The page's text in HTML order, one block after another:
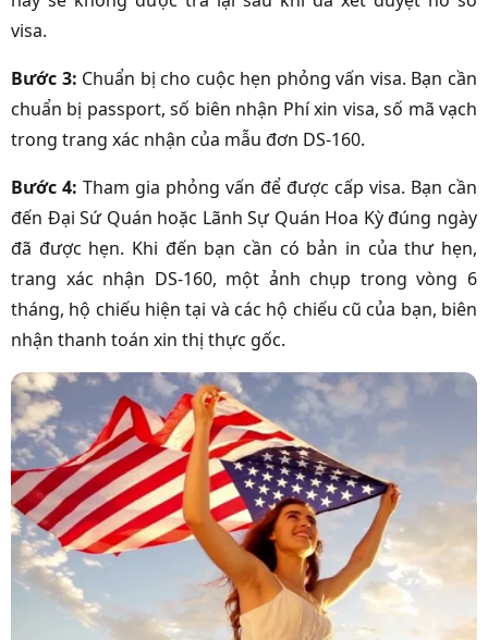
visa.
Bước 3: Chuẩn bị cho cuộc hẹn phỏng vấn visa. Bạn cần
chuẩn bị passport, số biên nhận Phí xin visa, số mã vạch
trong trang xác nhận của mẫu đơn DS-160.
Bước 4: Tham gia phỏng vấn để được cấp visa. Bạn cần
đến Đại Sứ Quán hoặc Lãnh Sự Quán Hoa Kỳ đúng ngày
đã được hẹn. Khi đến bạn cần có bản in của thư hẹn,
trang xác nhận DS-160, một ảnh chụp trong vòng 6
tháng, hộ chiếu hiện tại và các hộ chiếu cũ của bạn, biên
nhận thanh toán xin thị thực gốc.